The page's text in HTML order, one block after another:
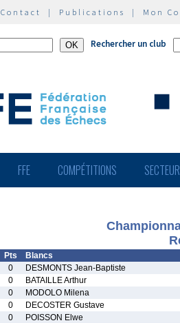
Contact | Publications | Mon
Rechercher un club
FFE COMPÉTITIONS
Pts
Blancs
0
DESMONTS Jean-Baptiste
0
BATAILLE Arthur
0
MODOLO Milena
0
DECOSTER Gustave
0 POISSON Elwe